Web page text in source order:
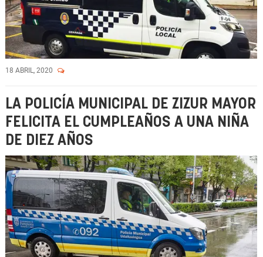
18 ABRIL, 2020
LA POLICÍA MUNICIPAL DE ZIZUR MAYOR
FELICITA EL CUMPLEAÑOS A UNA NIÑA
DE DIEZ AÑOS